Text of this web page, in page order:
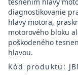
diagnostikovanie
hlavy motora,
motorového bloku
poškodeného
hlavou.
Kód produktu: